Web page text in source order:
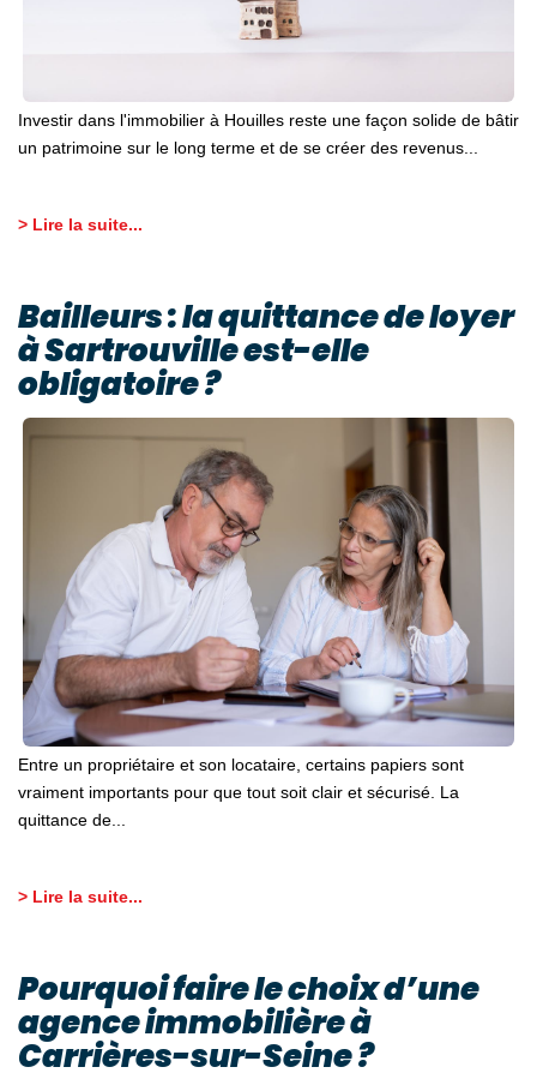
Investir dans l'immobilier à Houilles reste une façon solide de bâtir
un patrimoine sur le long terme et de se créer des revenus...
> Lire la suite...
Bailleurs : la quittance de loyer
à Sartrouville est-elle
obligatoire ?
Entre un propriétaire et son locataire, certains papiers sont
vraiment importants pour que tout soit clair et sécurisé. La
quittance de...
> Lire la suite...
Pourquoi faire le choix d’une
agence immobilière à
Carrières-sur-Seine ?